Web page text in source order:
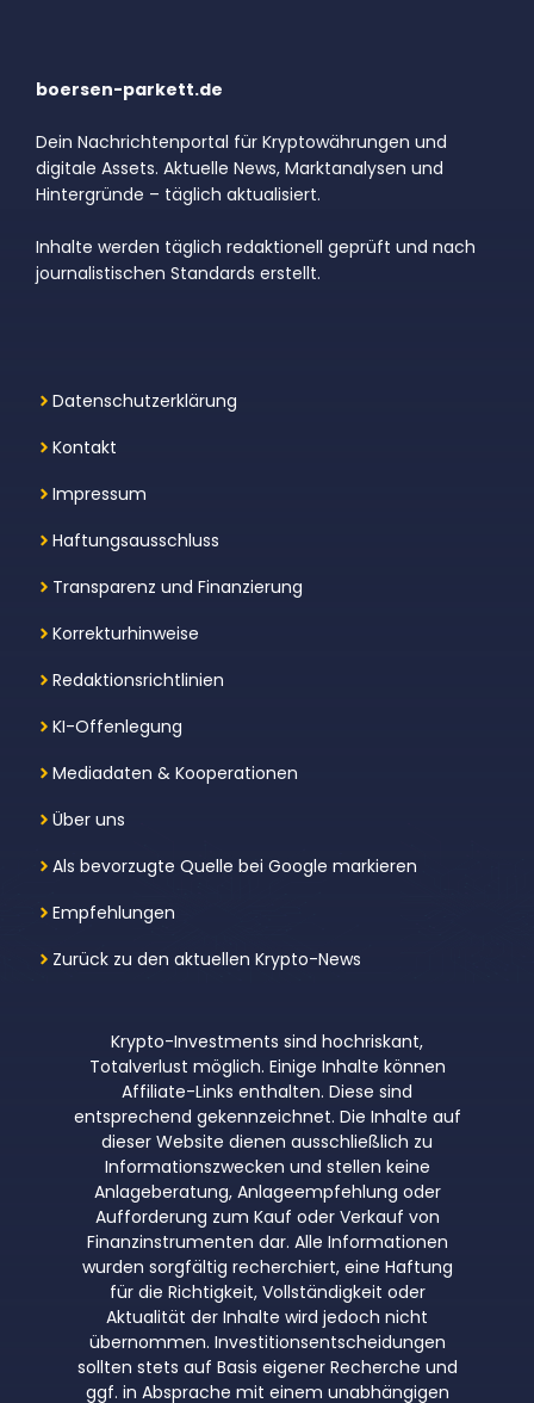
boersen-parkett.de
Dein Nachrichtenportal für Kryptowährungen und
digitale Assets. Aktuelle News, Marktanalysen und
Hintergründe – täglich aktualisiert.
Inhalte werden täglich redaktionell geprüft und nach
journalistischen Standards erstellt.
Datenschutzerklärung
Kontakt
Impressum
Haftungsausschluss
Transparenz und Finanzierung
Korrekturhinweise
Redaktionsrichtlinien
KI-Offenlegung
Mediadaten & Kooperationen
Über uns
Als bevorzugte Quelle bei Google markieren
Empfehlungen
Zurück zu den aktuellen Krypto-News
Krypto-Investments sind hochriskant,
Totalverlust möglich. Einige Inhalte können
Affiliate-Links enthalten. Diese sind
entsprechend gekennzeichnet. Die Inhalte auf
dieser Website dienen ausschließlich zu
Informationszwecken und stellen keine
Anlageberatung, Anlageempfehlung oder
Aufforderung zum Kauf oder Verkauf von
Finanzinstrumenten dar. Alle Informationen
wurden sorgfältig recherchiert, eine Haftung
für die Richtigkeit, Vollständigkeit oder
Aktualität der Inhalte wird jedoch nicht
übernommen. Investitionsentscheidungen
sollten stets auf Basis eigener Recherche und
ggf. in Absprache mit einem unabhängigen